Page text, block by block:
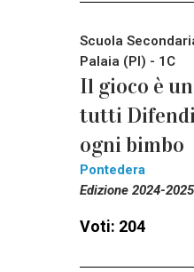
Scuola
Palaia (PI) - 1C
Il gioco è
tutti
ogni bimbo
Pontedera
Edizione 2024-2025
Voti: 204